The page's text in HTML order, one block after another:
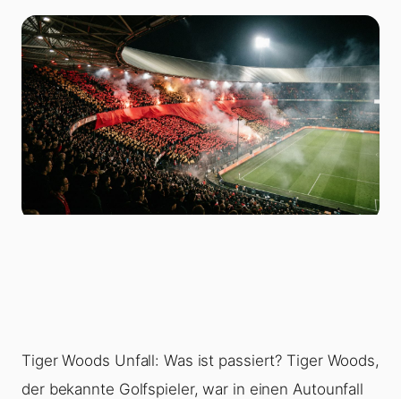
Tiger Woods Unfall: Was ist passiert? Tiger Woods,
der bekannte Golfspieler, war in einen Autounfall